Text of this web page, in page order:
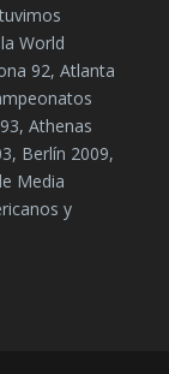
World
92, Atlanta
Athenas
Berlín 2009,
Media
y